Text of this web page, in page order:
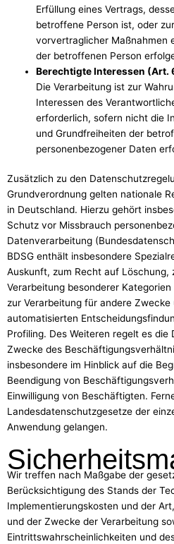
Erfüllung eines Vertrags,
betroffene Person ist, oder
vorvertraglicher Maßnahmen
der betroffenen Person
Berechtigte Interessen (Art.
Die Verarbeitung ist zur
Interessen des
erforderlich, sofern nicht die
und Grundfreiheiten der
personenbezogener Daten
Zusätzlich zu den
Grundverordnung gelten nationale
in Deutschland. Hierzu gehört
Schutz vor Missbrauch
Datenverarbeitung
BDSG enthält insbesondere
Auskunft, zum Recht auf Löschung,
Verarbeitung besonderer
zur Verarbeitung für andere
automatisierten
Profiling. Des Weiteren regelt es
Zwecke des
insbesondere im Hinblick auf die
Beendigung von
Einwilligung von Beschäftigten.
Landesdatenschutzgesetze der
Anwendung gelangen.
Wir treffen nach Maßgabe der
Berücksichtigung des Stands der
Implementierungskosten und der
und der Zwecke der Verarbeitung
Eintrittswahrscheinlichkeiten und